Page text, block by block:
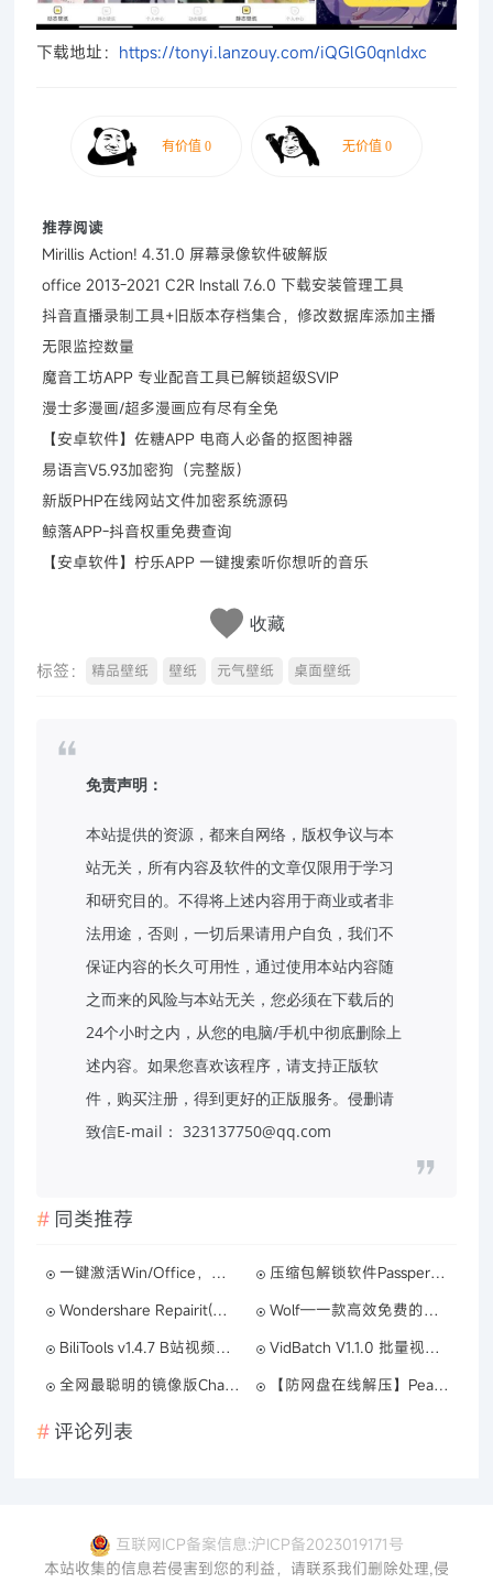
下载地址： https://tonyi.lanzouy.com/iQGlG0qnldxc
推荐阅读
Mirillis Action! 4.31.0 屏幕录像软件破解版
office 2013-2021 C2R Install 7.6.0 下载安装管理工具
抖音直播录制工具+旧版本存档集合，修改数据库添加主播
无限监控数量
魔音工坊APP 专业配音工具已解锁超级SVIP
漫士多漫画/超多漫画应有尽有全免
【安卓软件】佐糖APP 电商人必备的抠图神器
易语言V5.93加密狗（完整版）
新版PHP在线网站文件加密系统源码
鲸落APP-抖音权重免费查询
【安卓软件】柠乐APP 一键搜索听你想听的音乐
收藏
标签： 精品壁纸 壁纸 元气壁纸 桌面壁纸
免责声明：
本站提供的资源，都来自网络，版权争议与本
站无关，所有内容及软件的文章仅限用于学习
和研究目的。不得将上述内容用于商业或者非
法用途，否则，一切后果请用户自负，我们不
保证内容的长久可用性，通过使用本站内容随
之而来的风险与本站无关，您必须在下载后的
24个小时之内，从您的电脑/手机中彻底删除上
述内容。如果您喜欢该程序，请支持正版软
件，购买注册，得到更好的正版服务。侵删请
致信E-mail： 323137750@qq.com
同类推荐
一键激活Win/Office，内置18款电脑系统激活工具箱
压缩包解锁软件Passper_v3.6.0.1
Wondershare Repairit(万兴视频修复软件) v6.6.2.12 最新版
Wolf—一款高效免费的机器人框架
BiliTools v1.4.7 B站视频下载工具
VidBatch V1.1.0 批量视频处理工具
全网最聪明的镜像版ChatGPT
【防网盘在线解压】Peazip 豌豆压缩 v9.2.0
评论列表
互联网ICP备案信息:沪ICP备2023019171号
本站收集的信息若侵害到您的利益，请联系我们删除处理,侵